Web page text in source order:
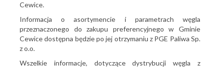
Cewice.
Informacja o asortymencie i parametrach węgla
przeznaczonego do zakupu preferencyjnego w Gminie
Cewice dostępna będzie po jej otrzymaniu z PGE Paliwa Sp.
z o.o.
Wszelkie informacje, dotyczące dystrybucji węgla z